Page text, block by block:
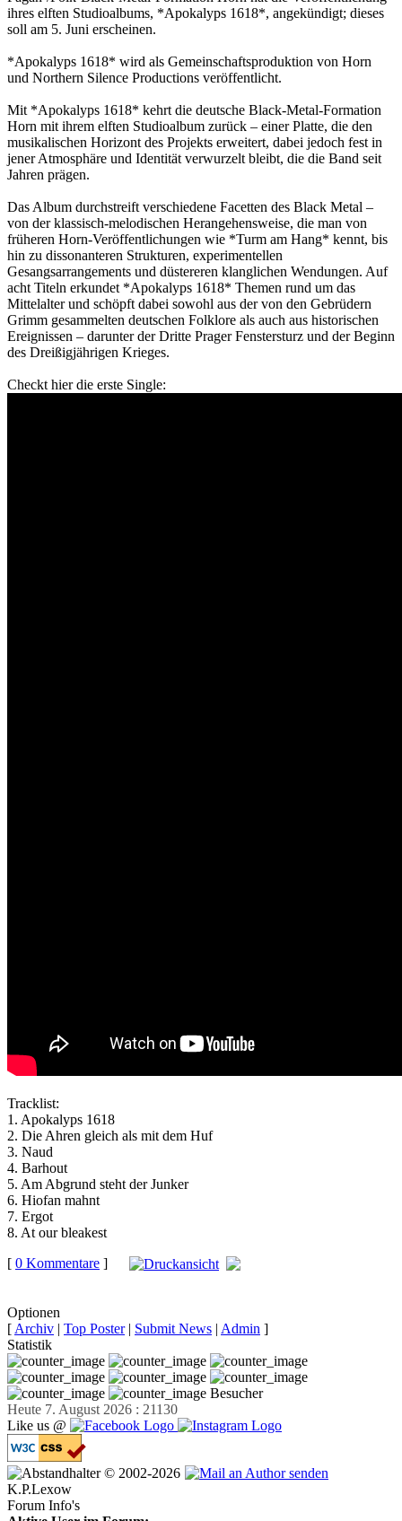
ihres elften Studioalbums, *Apokalyps 1618*, angekündigt; dieses
soll am 5. Juni erscheinen.
*Apokalyps 1618* wird als Gemeinschaftsproduktion von Horn
und Northern Silence Productions veröffentlicht.
Mit *Apokalyps 1618* kehrt die deutsche Black-Metal-Formation
Horn mit ihrem elften Studioalbum zurück – einer Platte, die den
musikalischen Horizont des Projekts erweitert, dabei jedoch fest in
jener Atmosphäre und Identität verwurzelt bleibt, die die Band seit
Jahren prägen.
Das Album durchstreift verschiedene Facetten des Black Metal –
von der klassisch-melodischen Herangehensweise, die man von
früheren Horn-Veröffentlichungen wie *Turm am Hang* kennt, bis
hin zu dissonanteren Strukturen, experimentellen
Gesangsarrangements und düstereren klanglichen Wendungen. Auf
acht Titeln erkundet *Apokalyps 1618* Themen rund um das
Mittelalter und schöpft dabei sowohl aus der von den Gebrüdern
Grimm gesammelten deutschen Folklore als auch aus historischen
Ereignissen – darunter der Dritte Prager Fenstersturz und der Beginn
des Dreißigjährigen Krieges.
Checkt hier die erste Single:
Tracklist:
1. Apokalyps 1618
2. Die Ahren gleich als mit dem Huf
3. Naud
4. Barhout
5. Am Abgrund steht der Junker
6. Hiofan mahnt
7. Ergot
8. At our bleakest
[ 0 Kommentare ]
Optionen
[ Archiv | Top Poster| Submit News | Admin ]
Statistik
Besucher
Heute 7. August 2026 : 21130
Like us @
© 2002-2026
K.P.Lexow
Forum Info's